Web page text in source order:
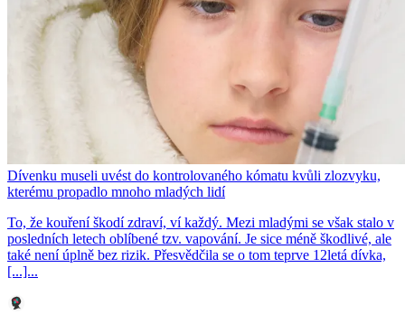
Dívenku museli uvést do kontrolovaného kómatu kvůli zlozvyku,
kterému propadlo mnoho mladých lidí
To, že kouření škodí zdraví, ví každý. Mezi mladými se však stalo v
posledních letech oblíbené tzv. vapování. Je sice méně škodlivé, ale
také není úplně bez rizik. Přesvědčila se o tom teprve 12letá dívka,
[...]...